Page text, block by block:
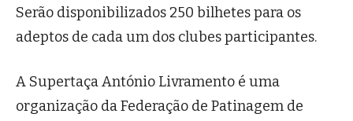
Serão disponibilizados 250 bilhetes para os
adeptos de cada um dos clubes participantes.
A Supertaça António Livramento é uma
organização da Federação de Patinagem de